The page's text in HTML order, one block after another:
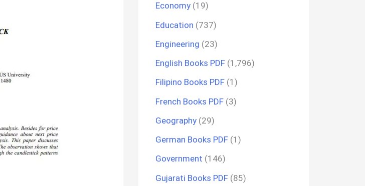
Economy (19)
Education (737)
Engineering (23)
English Books PDF (1,796)
Filipino Books PDF (1)
French Books PDF (3)
Geography (29)
German Books PDF (1)
Government (146)
Gujarati Books PDF (85)